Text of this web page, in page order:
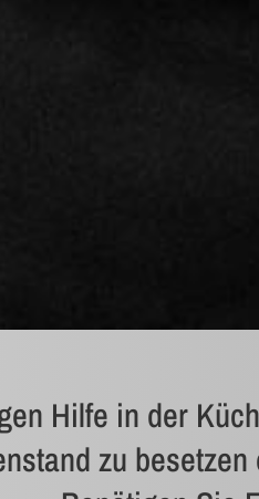
Hilfe in der
zu